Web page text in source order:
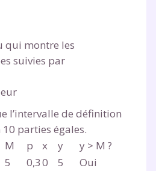
qui montre les
suivies par
l’intervalle de définition
parties égales.
M p x y
y > M ?
5 0,30 5
Oui